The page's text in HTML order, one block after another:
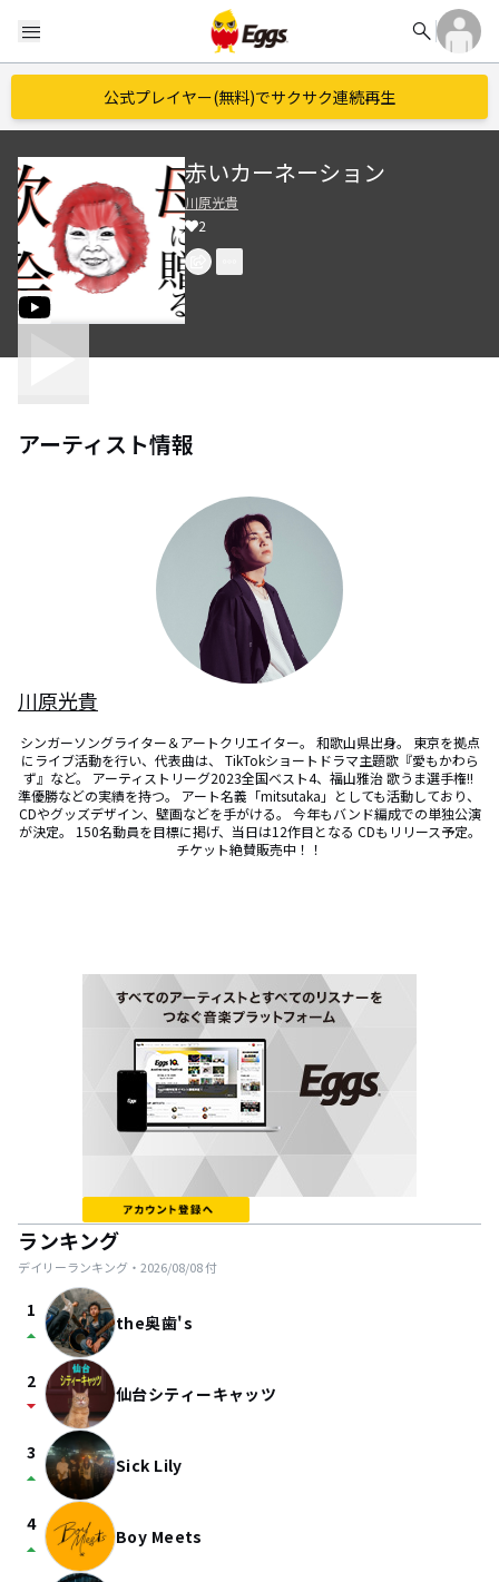
menu search
公式プレイヤー(無料)でサクサク連続再生
赤いカーネーション
川原光貴
2
アーティスト情報
川原光貴
シンガーソングライター＆アートクリエイター。 和歌山県出身。 東京を拠点
にライブ活動を行い、代表曲は、 TikTokショートドラマ主題歌『愛もかわら
ず』など。 アーティストリーグ2023全国ベスト4、福山雅治 歌うま選手権!!
準優勝などの実績を持つ。 アート名義「mitsutaka」としても活動しており、
CDやグッズデザイン、壁画などを手がける。 今年もバンド編成での単独公演
が決定。 150名動員を目標に掲げ、当日は12作目となる CDもリリース予定。
チケット絶賛販売中！！
ランキング
デイリーランキング・ 2026/08/08付
1
arrow_drop_up the奥歯's
2
arrow_drop_down 仙台シティーキャッツ
3
arrow_drop_up Sick Lily
4
arrow_drop_up Boy Meets